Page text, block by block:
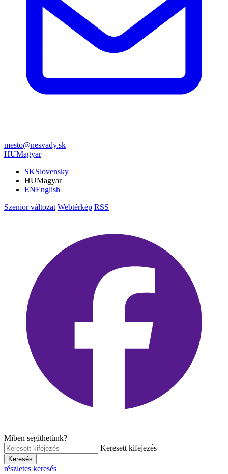
mesto@nesvady.sk
HUMagyar
SKSlovensky
HUMagyar
ENEnglish
Szenior változat Webtérkép RSS
Miben segíthetünk?
Keresett kifejezés
Keresés
részletes keresés